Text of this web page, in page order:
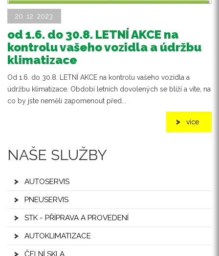
20. 12. 2023
od 1.6. do 30.8. LETNÍ AKCE na
kontrolu vašeho vozidla a údržbu
klimatizace
Od 1.6. do 30.8. LETNÍ AKCE na kontrolu vašeho vozidla a
údržbu klimatizace. Období letních dovolených se blíží a víte, na
co by jste neměli zapomenout před...
více
NAŠE SLUŽBY
AUTOSERVIS
PNEUSERVIS
STK - PŘÍPRAVA A PROVEDENÍ
AUTOKLIMATIZACE
ČELNÍ SKLA